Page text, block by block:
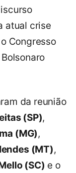
atual crise
Congresso
da reunião
(SP),
(MG),
(MT),
(SC) e o